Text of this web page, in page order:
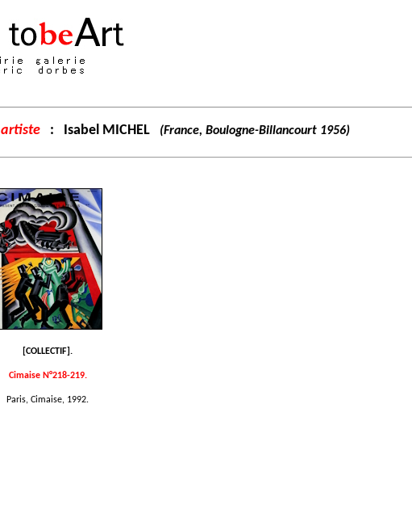
artiste : Isabel MICHEL (France, Boulogne-Billancourt 1956)
[COLLECTIF].
Cimaise N°218-219.
Paris, Cimaise, 1992.